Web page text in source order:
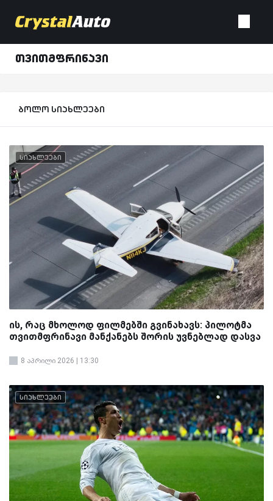
თვითმფრინავი
ბოლო სიახლეები
სიახლეები
ის, რაც მხოლოდ ფილმებში გვინახავს: პილოტმა
თვითმფრინავი მანქანებს შორის უვნებლად დასვა
8 აპრილი 2026 | 13:30
სიახლეები